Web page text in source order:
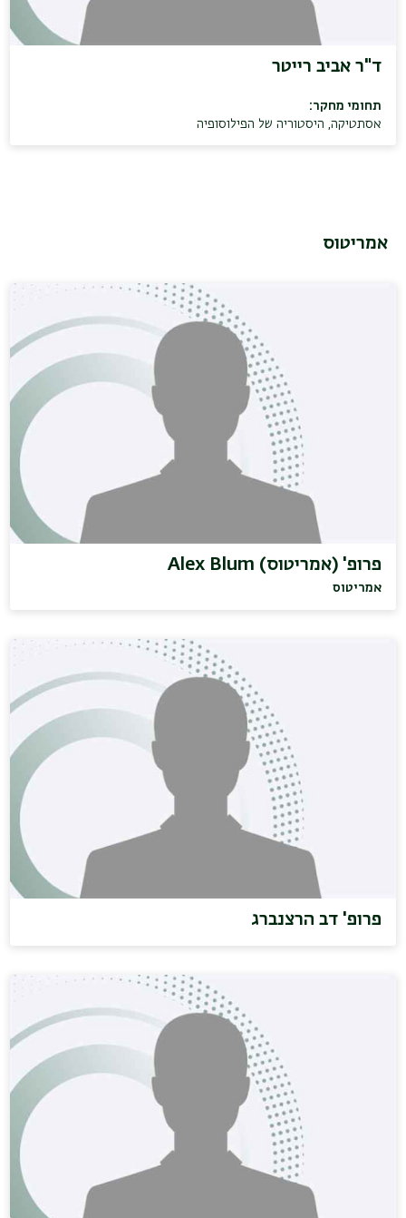
ד"ר אביב רייטר
תחומי מחקר:
אסתטיקה, היסטוריה של הפילוסופיה
אמריטוס
פרופ' (אמריטוס) Alex Blum
אמריטוס
פרופ' דב הרצנברג